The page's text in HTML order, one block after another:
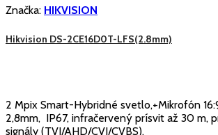
Značka: HIKVISION
Hikvision DS-2CE16D0T-LFS(2.8mm)
2 Mpix Smart-Hybridné svetlo,+Mikrofón
2,8mm, IP67, infračervený prísvit až 30 m,
signály (TVI/AHD/CVI/CVBS).